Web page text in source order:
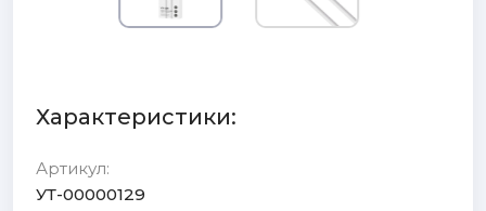
Характеристики:
Артикул:
УТ-00000129